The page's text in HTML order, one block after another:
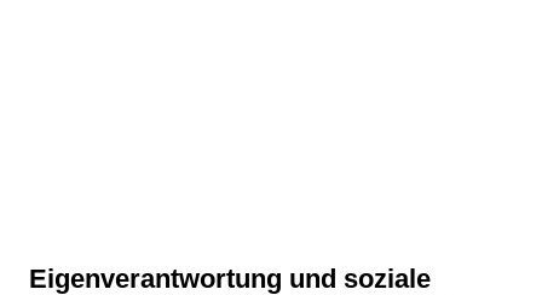
Eigenverantwortung und soziale